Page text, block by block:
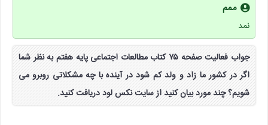
ممم
نمد
جواب فعالیت صفحه ۷۵ کتاب مطالعات اجتماعی پایه هفتم به نظر شما
اگر در کشور ما زاد و ولد کم شود در آینده با چه مشکلاتی روبرو می
شویم؟ چند مورد بیان کنید از سایت نکس لود دریافت کنید.